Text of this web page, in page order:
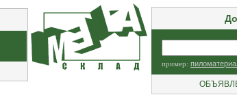
пример: